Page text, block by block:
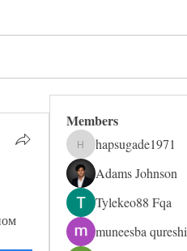
Members
hapsugade1971
hapsugade1971
Adams Johnson
Tylekeo88 Fqa
muneesba qureshi